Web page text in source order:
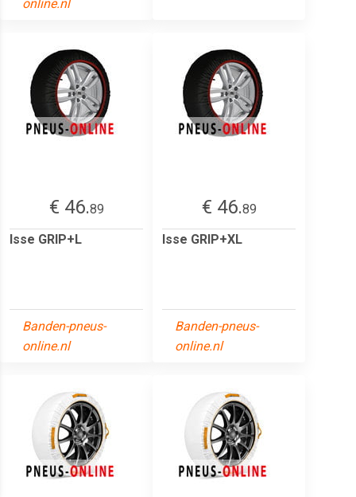
online.nl
€ 46.89
Isse GRIP+L
Banden-pneus-
online.nl
€ 46.89
Isse GRIP+XL
Banden-pneus-
online.nl